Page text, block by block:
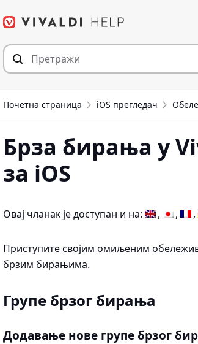
Почетна страница iOS прегледач
Брза бирања у
за iOS
Овај чланак је доступан и на:
Приступите својим омиљеним
брзим бирањима.
Групе брзог бирања
Додавање нове групе брзог